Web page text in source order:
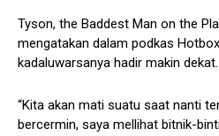
Tyson, the Baddest Man on the
mengatakan dalam podkas
kadaluwarsanya hadir makin dekat.
“Kita akan mati suatu saat nanti
bercermin, saya mellihat bitnik-